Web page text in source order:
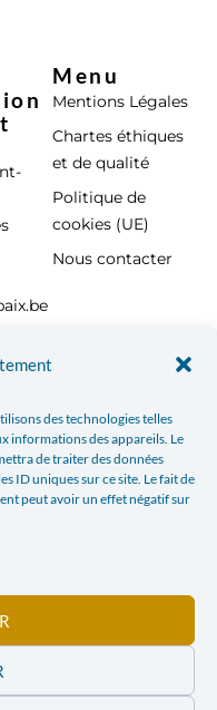
des technologies telles
informations des appareils. Le
de traiter des données
ID uniques sur ce site. Le fait de
peut avoir un effet négatif sur
Menu
Mentions Légales
Chartes éthiques
et de qualité
Politique de
cookies (UE)
Nous contacter
SAINT-PIERRE, 208 À 1040